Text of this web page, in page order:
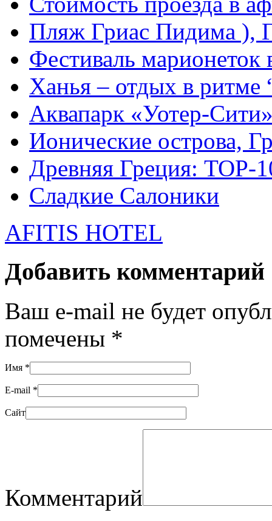
Пляж Гриас Пидима ),
Фестиваль марионеток
Ханья – отдых в ритме
Аквапарк «Уотер-
Ионические острова,
Древняя Греция: TOP-
Сладкие Салоники
AFITIS HOTEL
Добавить комментарий
Ваш e-mail не будет
помечены *
Имя *
E-mail *
Сайт
Комментарий